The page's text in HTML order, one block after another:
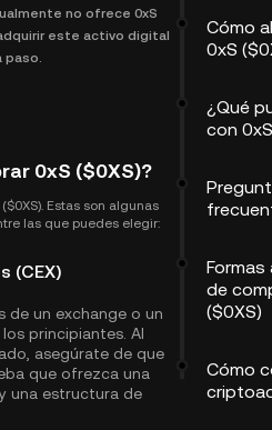
no ofrece 0xS
este activo digital
paso.
0xS ($0XS)?
Estas son algunas
las que puedes elegir:
(CEX)
de un exchange o un
principiantes. Al
asegúrate de que
que ofrezca una
una estructura de
Cómo
0xS
¿Qué
con
de
($0XS)
Cómo